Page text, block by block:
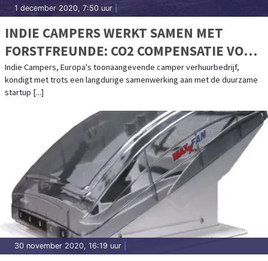
1 december 2020, 7:50 uur
INDIE CAMPERS WERKT SAMEN MET
FORSTFREUNDE: CO2 COMPENSATIE VOOR
JE ROADTRIP DOOR HET PLANTEN VAN
BOMEN
Indie Campers, Europa's toonaangevende camper verhuurbedrijf,
kondigt met trots een langdurige samenwerking aan met de duurzame
startup [...]
30 november 2020, 16:19 uur